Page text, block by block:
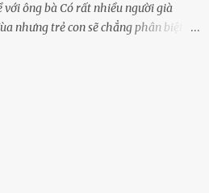
với ông bà Có rất nhiều người già
nhưng trẻ con sẽ chẳng phân biệt
Nếu cháu không nghe lời, cảnh sát